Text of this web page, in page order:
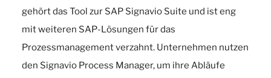
gehört das Tool zur SAP Signavio Suite und ist eng
mit weiteren SAP-Lösungen für das
Prozessmanagement verzahnt. Unternehmen nutzen
den Signavio Process Manager, um ihre Abläufe